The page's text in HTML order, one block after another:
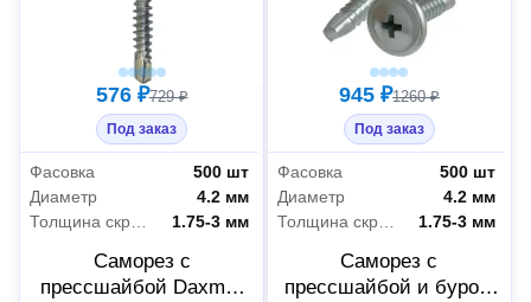
576 ₽729 ₽
Под заказ
Фасовка
500 шт
Диаметр
4.2 мм
1.75-3 мм
Саморез с
прессшайбой Daxmer
945 ₽1260 ₽
Под заказ
Фасовка
500 шт
Диаметр
4.2 мм
Толщина скрепляемых материалов
1.75-3 мм
Саморез с
прессшайбой и буром